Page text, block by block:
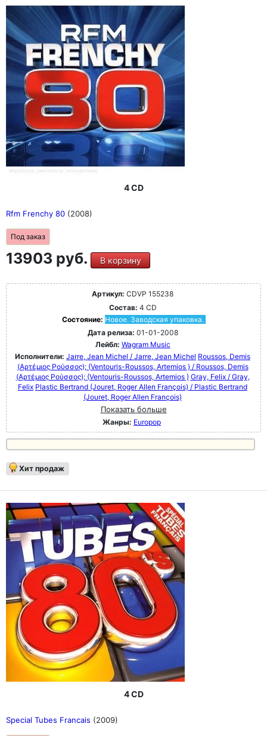
4 CD
Rfm Frenchy 80 (2008)
Под заказ
13903 руб. В корзину
Артикул: CDVP 155238
Состав: 4 CD
Состояние: Новое. Заводская упаковка.
Дата релиза: 01-01-2008
Лейбл: Wagram Music
Исполнители: Jarre, Jean Michel / Jarre, Jean Michel Roussos, Demis
(Αρτέμιος Ρούσσος); (Ventouris-Roussos, Artemios ) / Roussos, Demis
(Αρτέμιος Ρούσσος); (Ventouris-Roussos, Artemios ) Gray, Felix / Gray,
Felix Plastic Bertrand (Jouret, Roger Allen François) / Plastic Bertrand
(Jouret, Roger Allen François)
Показать больше
Жанры: Europop
Хит продаж
4 CD
Special Tubes Francais (2009)